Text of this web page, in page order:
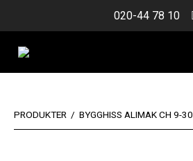
020-44 78 10
PRODUKTER / BYGGHISS ALIMAK CH 9-30